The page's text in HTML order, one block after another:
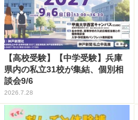
【高校受験】【中学受験】兵庫
県内の私立31校が集結、個別相
談会9/6
2026.7.28